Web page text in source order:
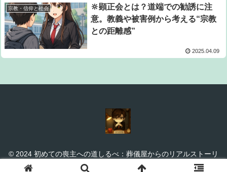
宗教・信仰と社会
🔆顕正会とは？道端での勧誘に注
意。教義や被害例から考える“宗教
との距離感”
2025.04.09
© 2024 初めての喪主への道しるべ：葬儀屋からのリアルストーリ